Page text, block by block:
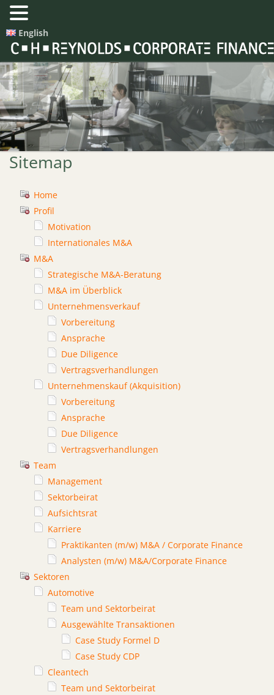
English
Sitemap
Home
Profil
Motivation
Internationales M&A
M&A
Strategische M&A-Beratung
M&A im Überblick
Unternehmensverkauf
Vorbereitung
Ansprache
Due Diligence
Vertragsverhandlungen
Unternehmenskauf (Akquisition)
Vorbereitung
Ansprache
Due Diligence
Vertragsverhandlungen
Team
Management
Sektorbeirat
Aufsichtsrat
Karriere
Praktikanten (m/w) M&A / Corporate Finance
Analysten (m/w) M&A/Corporate Finance
Sektoren
Automotive
Team und Sektorbeirat
Ausgewählte Transaktionen
Case Study Formel D
Case Study CDP
Cleantech
Team und Sektorbeirat